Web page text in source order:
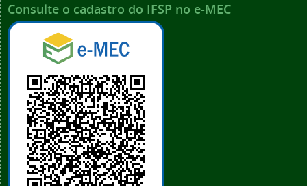
Consulte o cadastro do IFSP no e-MEC